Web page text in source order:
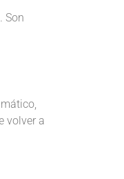
Son
volver a